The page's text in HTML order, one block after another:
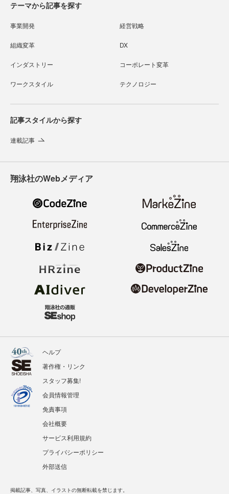
テーマから記事を探す
事業開発 経営戦略
組織変革 DX
インダストリー コーポレート変革
ワークスタイル テクノロジー
記事スタイルから探す
連載記事
翔泳社のWebメディア
ヘルプ
著作権・リンク
スタッフ募集!
会員情報管理
免責事項
会社概要
サービス利用規約
プライバシーポリシー
外部送信
掲載記事、写真、イラストの無断転載を禁じます。